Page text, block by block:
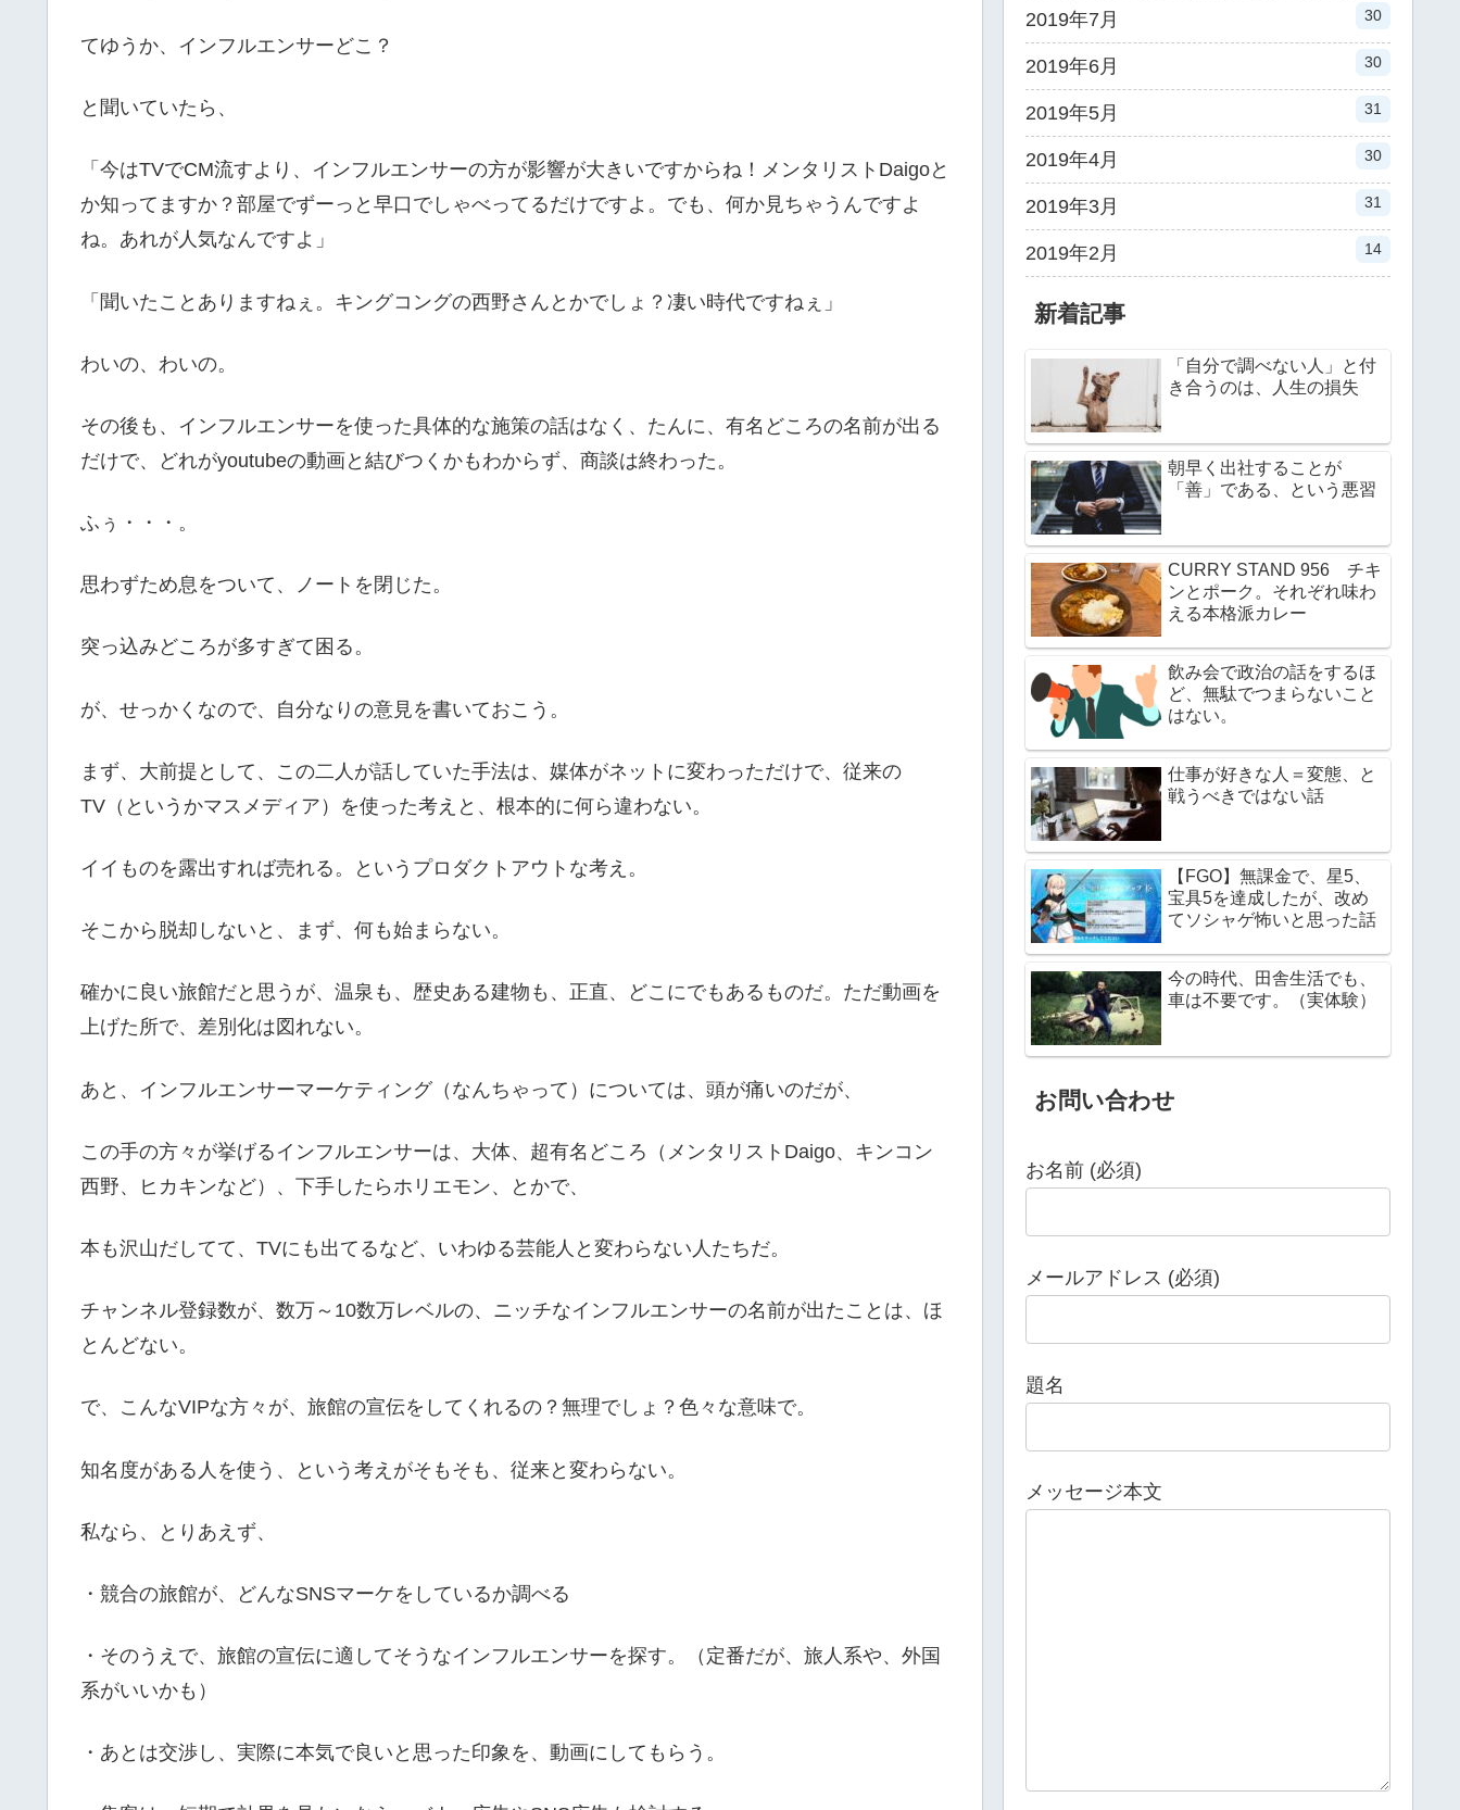
てゆうか、インフルエンサーどこ？
と聞いていたら、
「今はTVでCM流すより、インフルエンサーの方が影響が大きいですからね！メンタリストDaigoと
か知ってますか？部屋でずーっと早口でしゃべってるだけですよ。でも、何か見ちゃうんですよ
ね。あれが人気なんですよ」
「聞いたことありますねぇ。キングコングの西野さんとかでしょ？凄い時代ですねぇ」
わいの、わいの。
その後も、インフルエンサーを使った具体的な施策の話はなく、たんに、有名どころの名前が出る
だけで、どれがyoutubeの動画と結びつくかもわからず、商談は終わった。
ふぅ・・・。
思わずため息をついて、ノートを閉じた。
突っ込みどころが多すぎて困る。
が、せっかくなので、自分なりの意見を書いておこう。
まず、大前提として、この二人が話していた手法は、媒体がネットに変わっただけで、従来の
TV（というかマスメディア）を使った考えと、根本的に何ら違わない。
イイものを露出すれば売れる。というプロダクトアウトな考え。
そこから脱却しないと、まず、何も始まらない。
確かに良い旅館だと思うが、温泉も、歴史ある建物も、正直、どこにでもあるものだ。ただ動画を
上げた所で、差別化は図れない。
あと、インフルエンサーマーケティング（なんちゃって）については、頭が痛いのだが、
この手の方々が挙げるインフルエンサーは、大体、超有名どころ（メンタリストDaigo、キンコン
西野、ヒカキンなど）、下手したらホリエモン、とかで、
本も沢山だしてて、TVにも出てるなど、いわゆる芸能人と変わらない人たちだ。
チャンネル登録数が、数万～10数万レベルの、ニッチなインフルエンサーの名前が出たことは、ほ
とんどない。
で、こんなVIPな方々が、旅館の宣伝をしてくれるの？無理でしょ？色々な意味で。
知名度がある人を使う、という考えがそもそも、従来と変わらない。
私なら、とりあえず、
・競合の旅館が、どんなSNSマーケをしているか調べる
・そのうえで、旅館の宣伝に適してそうなインフルエンサーを探す。（定番だが、旅人系や、外国
系がいいかも）
・あとは交渉し、実際に本気で良いと思った印象を、動画にしてもらう。
2019年7月 30
2019年6月 30
2019年5月 31
2019年4月 30
2019年3月 31
2019年2月 14
新着記事
「自分で調べない人」と付
き合うのは、人生の損失
朝早く出社することが
「善」である、という悪習
CURRY STAND 956 チキ
ンとポーク。それぞれ味わ
える本格派カレー
飲み会で政治の話をするほ
ど、無駄でつまらないこと
はない。
仕事が好きな人＝変態、と
戦うべきではない話
【FGO】無課金で、星5、
宝具5を達成したが、改め
てソシャゲ怖いと思った話
今の時代、田舎生活でも、
車は不要です。（実体験）
お問い合わせ
お名前 (必須)
メールアドレス (必須)
題名
メッセージ本文